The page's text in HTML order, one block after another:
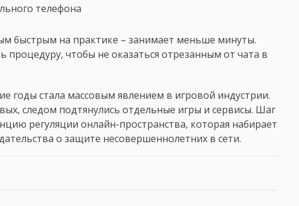
телефона
быстрым на практике – занимает меньше минуты.
процедуру, чтобы не оказаться отрезанным от чата в
годы стала массовым явлением в игровой индустрии.
следом подтянулись отдельные игры и сервисы. Шаг
регуляции онлайн-пространства, которая набирает
о защите несовершеннолетних в сети.